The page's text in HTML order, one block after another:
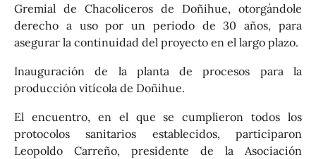
Gremial de Chacoliceros de Doñihue, otorgándole
derecho a uso por un periodo de 30 años, para
asegurar la continuidad del proyecto en el largo plazo.
Inauguración de la planta de procesos para la
producción vitícola de Doñihue.
El encuentro, en el que se cumplieron todos los
protocolos sanitarios establecidos, participaron
Leopoldo Carreño, presidente de la Asociación